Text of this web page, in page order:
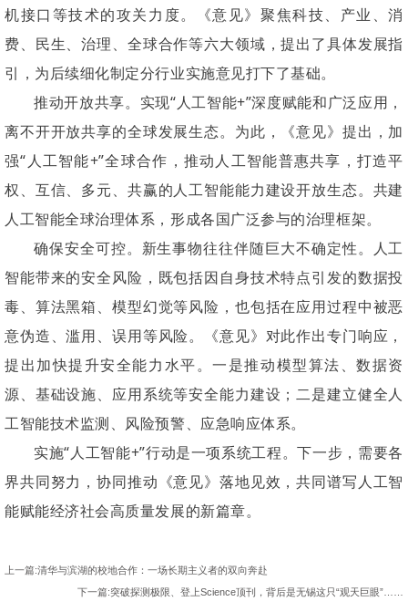
机接口等技术的攻关力度。《意见》聚焦科技、产业、消
费、民生、治理、全球合作等六大领域，提出了具体发展指
引，为后续细化制定分行业实施意见打下了基础。
推动开放共享。实现“人工智能+”深度赋能和广泛应用，
离不开开放共享的全球发展生态。为此，《意见》提出，加
强“人工智能+”全球合作，推动人工智能普惠共享，打造平
权、互信、多元、共赢的人工智能能力建设开放生态。共建
人工智能全球治理体系，形成各国广泛参与的治理框架。
确保安全可控。新生事物往往伴随巨大不确定性。人工
智能带来的安全风险，既包括因自身技术特点引发的数据投
毒、算法黑箱、模型幻觉等风险，也包括在应用过程中被恶
意伪造、滥用、误用等风险。《意见》对此作出专门响应，
提出加快提升安全能力水平。一是推动模型算法、数据资
源、基础设施、应用系统等安全能力建设；二是建立健全人
工智能技术监测、风险预警、应急响应体系。
实施“人工智能+”行动是一项系统工程。下一步，需要各
界共同努力，协同推动《意见》落地见效，共同谱写人工智
能赋能经济社会高质量发展的新篇章。
上一篇:清华与滨湖的校地合作：一场长期主义者的双向奔赴
下一篇:突破探测极限、登上Science顶刊，背后是无锡这只“观天巨眼”……